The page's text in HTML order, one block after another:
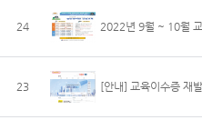
24 2022년 9월 ~ 10월
23 [안내] 교육이수증 재